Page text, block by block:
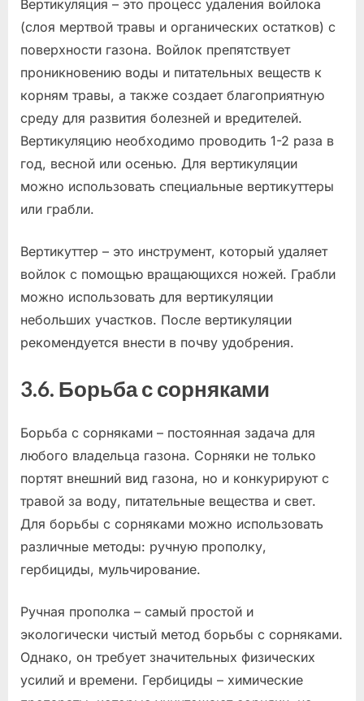
Вертикуляция – это процесс удаления войлока
(слоя мертвой травы и органических остатков) с
поверхности газона. Войлок препятствует
проникновению воды и питательных веществ к
корням травы, а также создает благоприятную
среду для развития болезней и вредителей.
Вертикуляцию необходимо проводить 1-2 раза в
год, весной или осенью. Для вертикуляции
можно использовать специальные вертикуттеры
или грабли.
Вертикуттер – это инструмент, который удаляет
войлок с помощью вращающихся ножей. Грабли
можно использовать для вертикуляции
небольших участков. После вертикуляции
рекомендуется внести в почву удобрения.
3.6. Борьба с сорняками
Борьба с сорняками – постоянная задача для
любого владельца газона. Сорняки не только
портят внешний вид газона, но и конкурируют с
травой за воду, питательные вещества и свет.
Для борьбы с сорняками можно использовать
различные методы: ручную прополку,
гербициды, мульчирование.
Ручная прополка – самый простой и
экологически чистый метод борьбы с сорняками.
Однако, он требует значительных физических
усилий и времени. Гербициды – химические